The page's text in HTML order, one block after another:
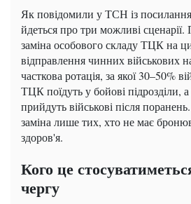
Як повідомили у ТСН із
йдеться про три можливі
заміна особового складу ТЦК на
відправлення чинних
часткова ротація, за якої 30–50%
ТЦК поїдуть у бойові підрозділи, а
прийдуть військові після
заміна лише тих, хто не має
здоров'я.
Кого це
чергу